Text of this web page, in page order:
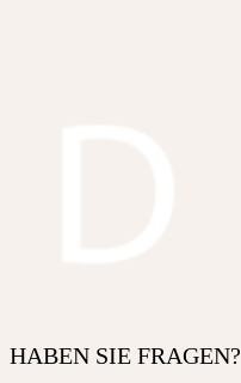
HABEN SIE FRAGEN?